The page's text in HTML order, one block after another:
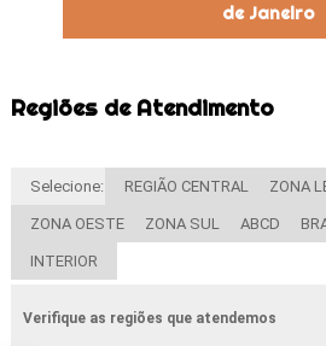
de Janeiro
Regiões de Atendimento
Selecione: REGIÃO CENTRAL ZONA
ZONA OESTE ZONA SUL ABCD
INTERIOR
Verifique as regiões que atendemos